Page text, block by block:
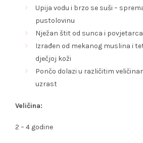
Upija vodu i brzo se suši –
pustolovinu
Nježan štit od sunca i povjetarca
Izrađen od mekanog muslina i
dječjoj koži
Pončo dolazi u različitim
uzrast
Veličina:
2 – 4 godine